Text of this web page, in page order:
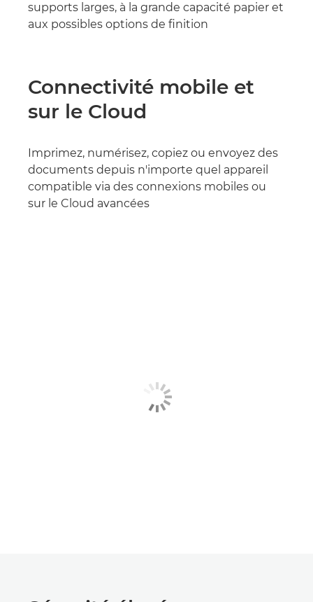
supports larges, à la grande capacité papier et
aux possibles options de finition
Connectivité mobile et
sur le Cloud
Imprimez, numérisez, copiez ou envoyez des
documents depuis n'importe quel appareil
compatible via des connexions mobiles ou
sur le Cloud avancées